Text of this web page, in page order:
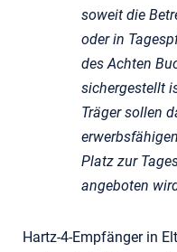
soweit die
oder in
des Achten
sichergestellt
Träger sollen
Platz zur
angeboten
Hartz-4-Empfänger in